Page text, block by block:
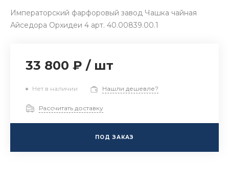
Императорский фарфоровый завод Чашка чайная
Айседора Орхидеи 4 арт. 40.00839.00.1
33 800 ₽ / шт
Нет в наличии Нашли дешевле?
Рассчитать доставку
ПОД ЗАКАЗ